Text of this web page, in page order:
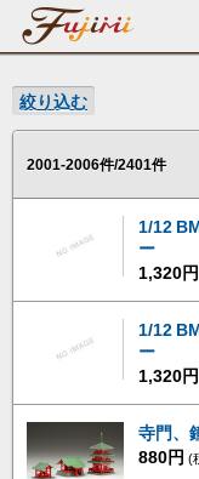
絞り込む
2001-2006件/2401件
1/12
ー
1,320円
1/12
ー
1,320円
寺門、
880円 (